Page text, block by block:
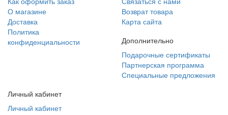
О магазине
Доставка
Политика
конфиденциальности
Возврат товара
Карта сайта
Дополнительно
Подарочные сертификаты
Партнерская программа
Специальные предложения
Личный кабинет
Личный кабинет